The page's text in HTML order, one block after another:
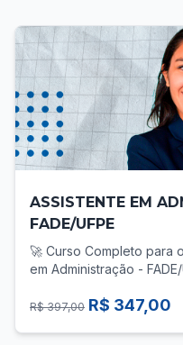
ASSISTENTE EM
FADE/UFPE
🚀 Curso Completo para
em Administração -
você precisa de uma
total no que realmente
R$ 397,00 R$ 347,00